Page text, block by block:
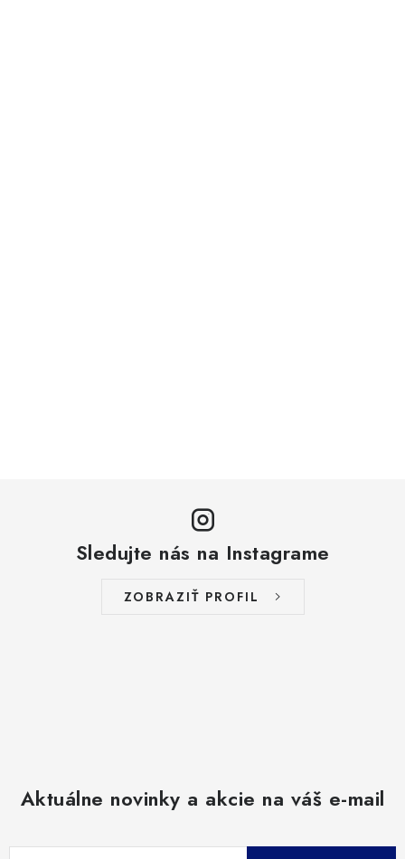
Sledujte nás na Instagrame
ZOBRAZIŤ PROFIL
Aktuálne novinky a akcie na váš e-mail